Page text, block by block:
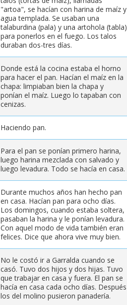
"artoa", se hacían con harina de maíz y
agua templada. Se usaban una
talaburdina (pala) y una artohola (tabla)
para ponerlos en el fuego. Los talos
duraban dos-tres días.
Donde está la cocina estaba el horno
para hacer el pan. Hacían el maíz en la
chapa: limpiaban bien la chapa y
ponían el maíz. Luego lo tapaban con
cenizas.
Haciendo pan.
Para el pan se ponían primero harina,
luego harina mezclada con salvado y
luego levadura. Todo se hacía en casa.
Durante muchos años han hecho pan
en casa. Hacían pan para ocho días.
Los domingos, cuando estaba soltera,
pasaban la harina y le ponían levadura.
Con aquel modo de vida también eran
felices. Dice que ahora vive muy bien.
No le costó ir a Garralda cuando se
casó. Tuvo dos hijos y dos hijas. Tuvo
que trabajar en casa y fuera. El pan se
hacía en casa cada ocho días. Después
los del molino pusieron panadería.